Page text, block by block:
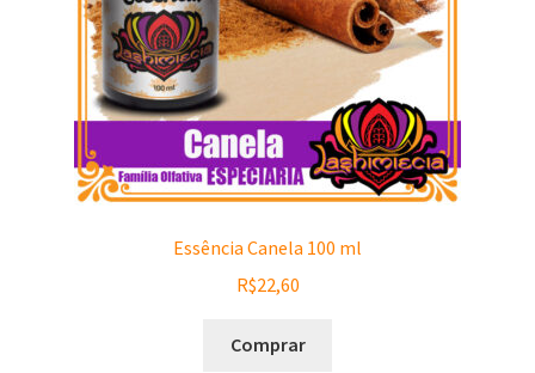
Essência Canela 100 ml
R$22,60
Comprar